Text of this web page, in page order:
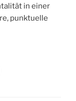
in einer
punktuelle